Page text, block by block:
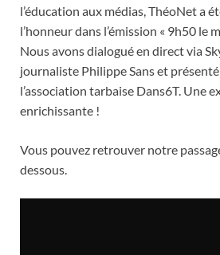
l’éducation aux médias, ThéoNet a
l’honneur dans l’émission « 9h50 le
Nous avons dialogué en direct via
journaliste Philippe Sans et
l’association tarbaise Dans6T. Une
enrichissante !
Vous pouvez retrouver notre
dessous.